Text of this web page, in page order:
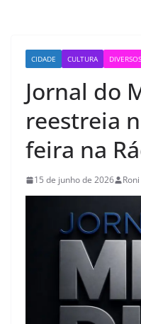
CIDADE CULTURA DIVERSOS
Jornal do
reestreia
feira na
15 de junho de 2026